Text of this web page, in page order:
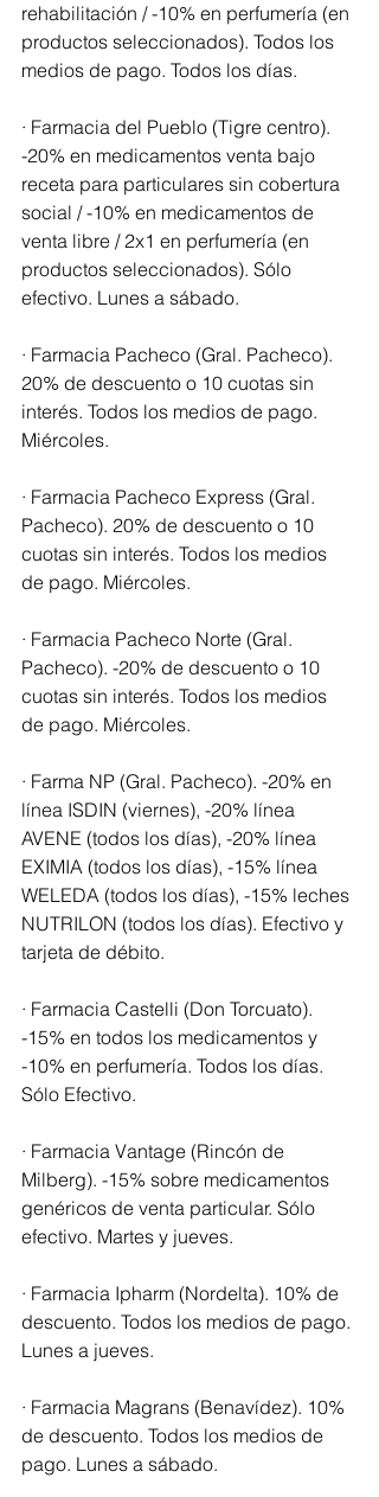
rehabilitación / -10% en perfumería (en
productos seleccionados). Todos los
medios de pago. Todos los días.
· Farmacia del Pueblo (Tigre centro).
-20% en medicamentos venta bajo
receta para particulares sin cobertura
social / -10% en medicamentos de
venta libre / 2x1 en perfumería (en
productos seleccionados). Sólo
efectivo. Lunes a sábado.
· Farmacia Pacheco (Gral. Pacheco).
20% de descuento o 10 cuotas sin
interés. Todos los medios de pago.
Miércoles.
· Farmacia Pacheco Express (Gral.
Pacheco). 20% de descuento o 10
cuotas sin interés. Todos los medios
de pago. Miércoles.
· Farmacia Pacheco Norte (Gral.
Pacheco). -20% de descuento o 10
cuotas sin interés. Todos los medios
de pago. Miércoles.
· Farma NP (Gral. Pacheco). -20% en
línea ISDIN (viernes), -20% línea
AVENE (todos los días), -20% línea
EXIMIA (todos los días), -15% línea
WELEDA (todos los días), -15% leches
NUTRILON (todos los días). Efectivo y
tarjeta de débito.
· Farmacia Castelli (Don Torcuato).
-15% en todos los medicamentos y
-10% en perfumería. Todos los días.
Sólo Efectivo.
· Farmacia Vantage (Rincón de
Milberg). -15% sobre medicamentos
genéricos de venta particular. Sólo
efectivo. Martes y jueves.
· Farmacia Ipharm (Nordelta). 10% de
descuento. Todos los medios de pago.
Lunes a jueves.
· Farmacia Magrans (Benavídez). 10%
de descuento. Todos los medios de
pago. Lunes a sábado.